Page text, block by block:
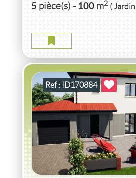
5pièce(s)-100m2 (
Ref : ID170884
MAISON TERNAY
4pièce(s)-90m2 ( Jardin